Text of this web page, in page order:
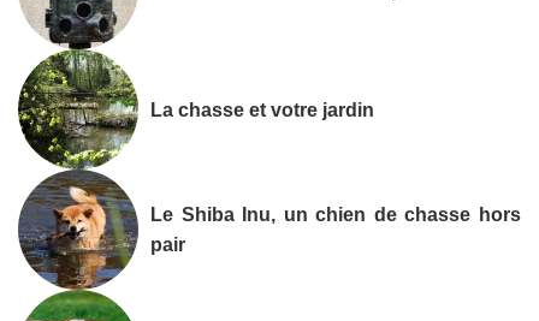
La chasse et votre jardin
Le Shiba Inu, un chien de chasse hors
pair